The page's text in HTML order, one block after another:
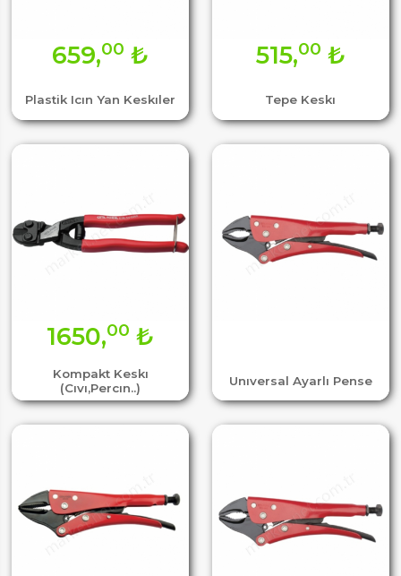
Plastik Icın Yan Keskıler
659,00 ₺
Tepe Keskı
515,00 ₺
Kompakt Keskı
(Cıvı,Percın..)
1650,00 ₺
Unıversal Ayarlı Pense